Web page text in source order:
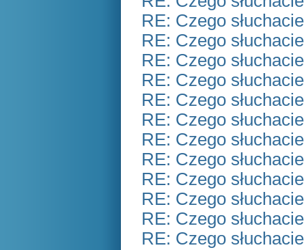
RE: Czego
RE: Czego
RE: Czego
RE: Czego
RE: Czego
RE: Czego
RE: Czego
RE: Czego
RE: Czego
RE: Czego
RE: Czego
RE: Czego